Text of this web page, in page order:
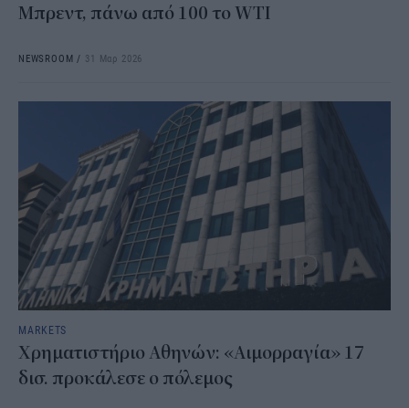
Μπρεντ, πάνω από 100 το WTI
NEWSROOM / 31 Μαρ 2026
MARKETS
Χρηματιστήριο Αθηνών: «Αιμορραγία» 17
δισ. προκάλεσε ο πόλεμος